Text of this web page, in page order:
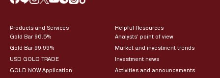
Products and Services
Gold Bar 96.5%
Gold Bar 99.99%
USD GOLD TRADE
GOLD NOW Application
Helpful Resources
Analysts’ point of view
Market and investment trends
Investment news
Activities and announcements